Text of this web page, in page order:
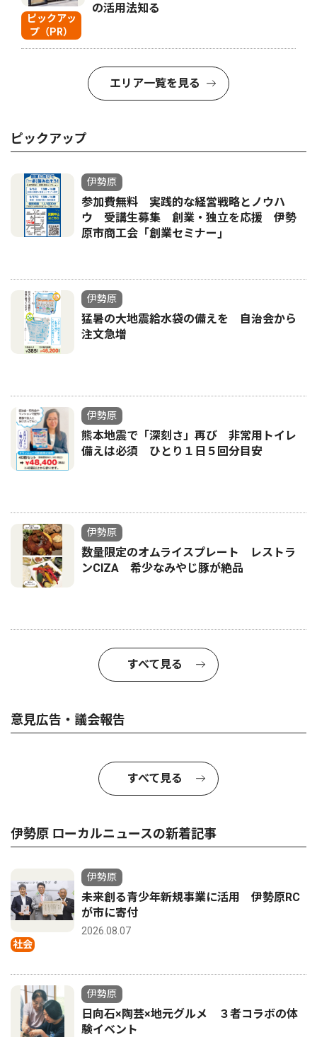
ピックアッ
プ（PR）
の活用法知る
エリア一覧を見る
ピックアップ
伊勢原
参加費無料 実践的な経営戦略とノウハ
ウ 受講生募集 創業・独立を応援 伊勢
原市商工会「創業セミナー｣
伊勢原
猛暑の大地震給水袋の備えを 自治会から
注文急増
伊勢原
熊本地震で「深刻さ」再び 非常用トイレ
備えは必須 ひとり１日５回分目安
伊勢原
数量限定のオムライスプレート レストラ
ンCIZA 希少なみやじ豚が絶品
すべて見る
意見広告・議会報告
すべて見る
伊勢原 ローカルニュースの新着記事
社会
伊勢原
未来創る青少年新規事業に活用 伊勢原RC
が市に寄付
2026.08.07
伊勢原
日向石×陶芸×地元グルメ ３者コラボの体
験イベント